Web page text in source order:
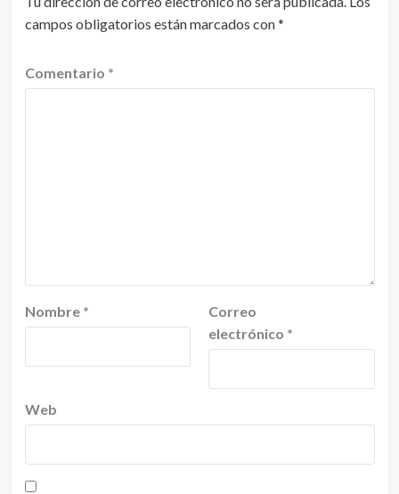
campos obligatorios están marcados con*
Comentario *
Nombre *
Correo
electrónico *
Web